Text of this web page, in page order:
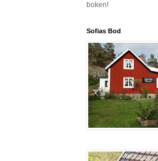
boken!
Sofias Bod